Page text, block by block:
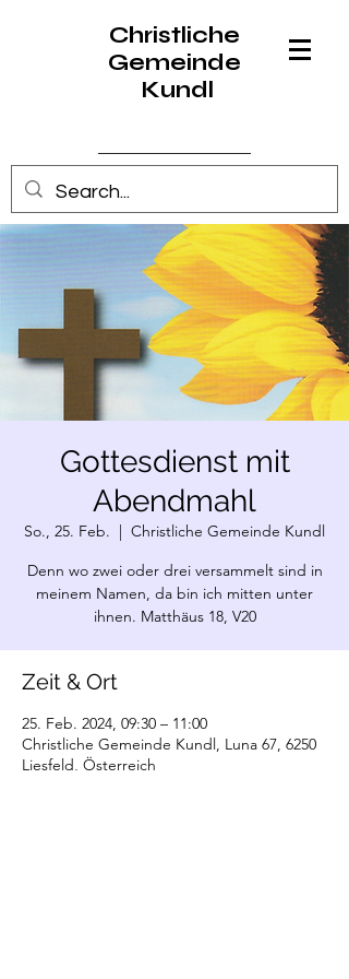
Christliche
Gemeinde
Kundl
Anmelden
Gottesdienst mit
Abendmahl
So., 25. Feb.
  |
Christliche Gemeinde Kundl
Denn wo zwei oder drei versammelt sind in
meinem Namen, da bin ich mitten unter
ihnen. Matthäus 18, V20
Zeit & Ort
25. Feb. 2024, 09:30 – 11:00
Christliche Gemeinde Kundl, Luna 67, 6250
Liesfeld, Österreich